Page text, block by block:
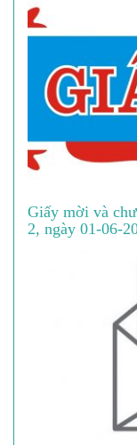
Giấy mời và
2, ngày 01-06-